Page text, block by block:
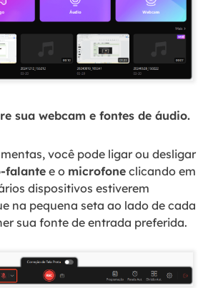
sua webcam e fontes de áudio.
você pode ligar ou desligar
falantee o microfoneclicando em
dispositivos estiverem
na pequena seta ao lado de cada
sua fonte de entrada preferida.